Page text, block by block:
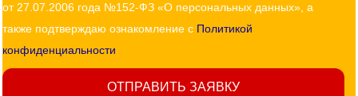
от 27.07.2006 года №152-ФЗ «О персональных данных», а
также подтверждаю ознакомление с Политикой
конфиденциальности
ОТПРАВИТЬ ЗАЯВКУ